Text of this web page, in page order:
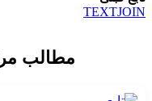
TEXTJOIN
مطالب